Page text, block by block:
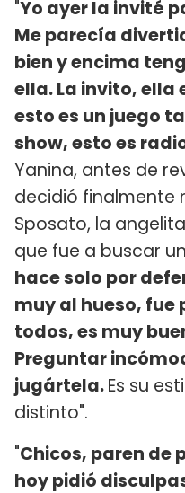
"Yo ayer la invité
Me parecía
bien y encima
ella. La invito,
esto es un juego
show, esto es
Yanina, antes de
decidió finalmente
Sposato, la
que fue a buscar
hace solo por
muy al hueso, fue
todos, es muy
Preguntar
jugártela.Es su
distinto".
"Chicos, paren de
hoy pidió